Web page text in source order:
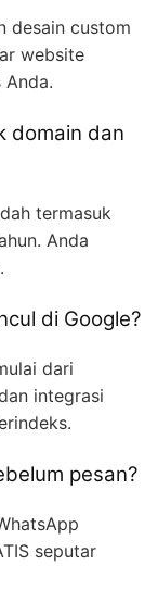
desain custom
website
Anda.
domain dan
termasuk
Anda
di Google?
dari
integrasi
pesan?
seputar